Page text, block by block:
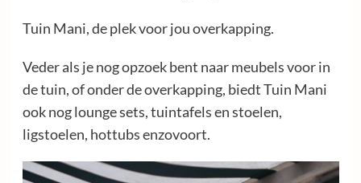
Tuin Mani, de plek voor jou overkapping.
Veder als je nog opzoek bent naar meubels voor in
de tuin, of onder de overkapping, biedt Tuin Mani
ook nog lounge sets, tuintafels en stoelen,
ligstoelen, hottubs enzovoort.